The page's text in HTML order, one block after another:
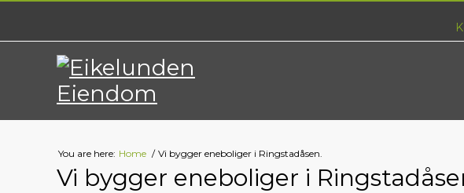
You are here: Home Vi bygger eneboliger i Ringstadåsen.
Vi bygger eneboliger i